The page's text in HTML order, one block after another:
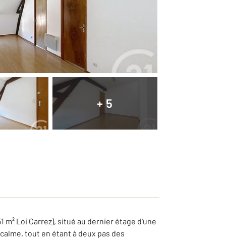
+ 5
m² Loi Carrez), situé au dernier étage d'une
tout en étant à deux pas des